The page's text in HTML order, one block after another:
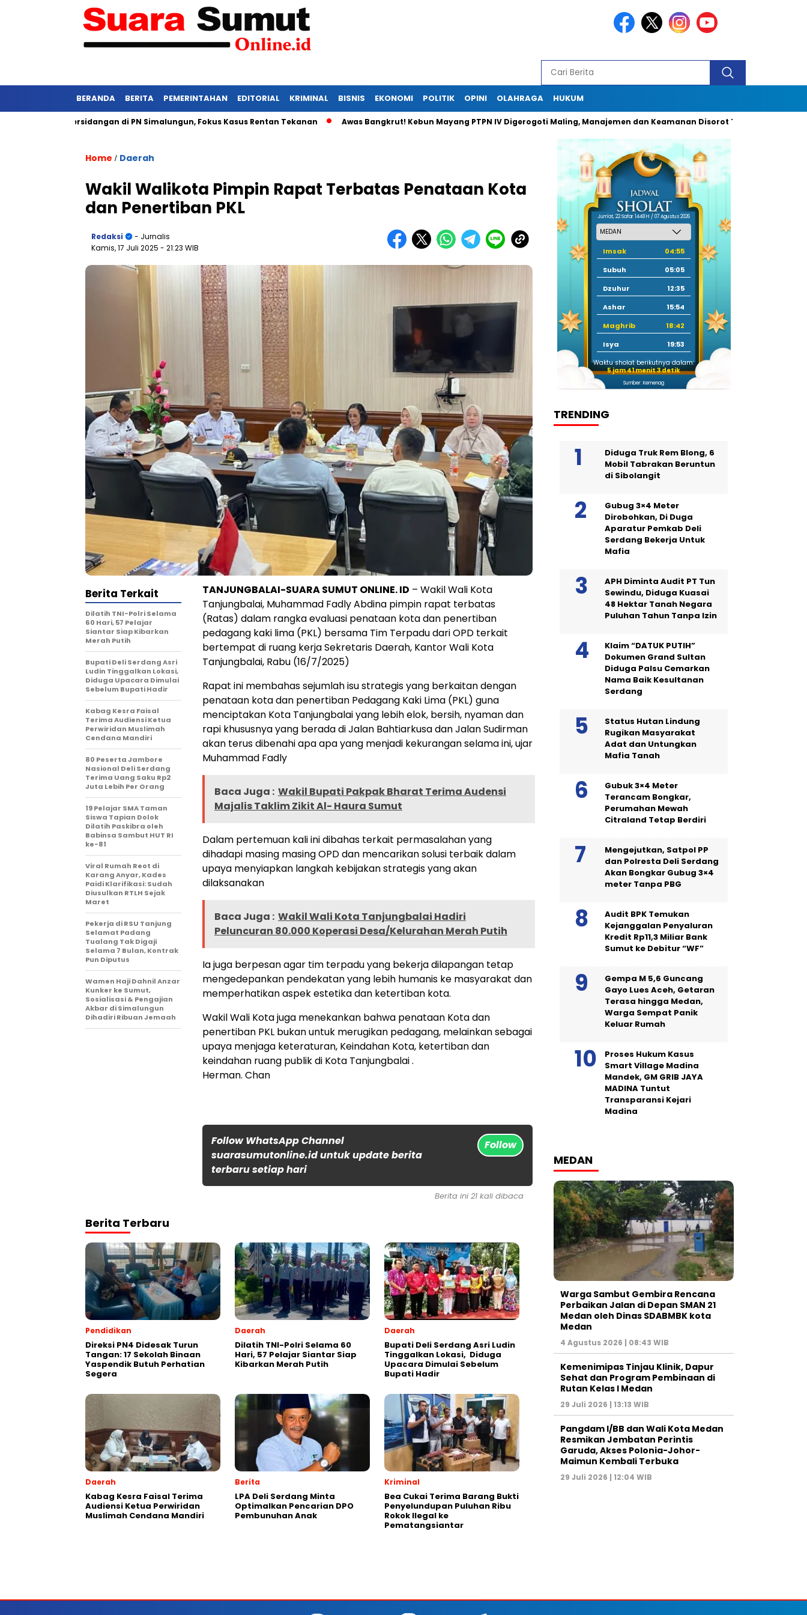
BERANDA BERITA PEMERINTAHAN EDITORIAL KRIMINAL BISNIS EKONOMI POLITIK OPINI OLAHRAGA HUKUM
Ketat Persidangan di PN Simalungun, Fokus Kasus Rentan Tekanan Awas Bangkrut! Kebun Mayang PTPN IV Digerogoti Maling, Manajemen dan Keamanan Disorot Tajam
Home / Daerah
Wakil Walikota Pimpin Rapat Terbatas Penataan Kota
dan Penertiban PKL
Redaksi
- Jurnalis
Kamis, 17 Juli 2025 - 21:23 WIB
TANJUNGBALAI-SUARA SUMUT ONLINE. ID – Wakil Wali Kota
Tanjungbalai, Muhammad Fadly Abdina pimpin rapat terbatas
(Ratas) dalam rangka evaluasi penataan kota dan penertiban
pedagang kaki lima (PKL) bersama Tim Terpadu dari OPD terkait
bertempat di ruang kerja Sekretaris Daerah, Kantor Wali Kota
Tanjungbalai, Rabu (16/7/2025)
Rapat ini membahas sejumlah isu strategis yang berkaitan dengan
penataan kota dan penertiban Pedagang Kaki Lima (PKL) guna
menciptakan Kota Tanjungbalai yang lebih elok, bersih, nyaman dan
rapi khususnya yang berada di Jalan Bahtiarkusa dan Jalan Sudirman
akan terus dibenahi apa apa yang menjadi kekurangan selama ini, ujar
Muhammad Fadly
Baca Juga : Wakil Bupati Pakpak Bharat Terima Audensi
Majalis Taklim Zikit Al- Haura Sumut
Dalam pertemuan kali ini dibahas terkait permasalahan yang
dihadapi masing masing OPD dan mencarikan solusi terbaik dalam
upaya menyiapkan langkah kebijakan strategis yang akan
dilaksanakan
Baca Juga : Wakil Wali Kota Tanjungbalai Hadiri
Peluncuran 80.000 Koperasi Desa/Kelurahan Merah Putih
Ia juga berpesan agar tim terpadu yang bekerja dilapangan tetap
mengedepankan pendekatan yang lebih humanis ke masyarakat dan
memperhatikan aspek estetika dan ketertiban kota.
Wakil Wali Kota juga menekankan bahwa penataan Kota dan
penertiban PKL bukan untuk merugikan pedagang, melainkan sebagai
upaya menjaga keteraturan, Keindahan Kota, ketertiban dan
keindahan ruang publik di Kota Tanjungbalai .
Herman. Chan
Follow WhatsApp Channel
suarasumutonline.id untuk update berita
terbaru setiap hari
Follow
Berita Terkait
Dilatih TNI-Polri Selama
60 Hari, 57 Pelajar
Siantar Siap Kibarkan
Merah Putih
Bupati Deli Serdang Asri
Ludin Tinggalkan Lokasi,
Diduga Upacara Dimulai
Sebelum Bupati Hadir
Kabag Kesra Faisal
Terima Audiensi Ketua
Perwiridan Muslimah
Cendana Mandiri
80 Peserta Jambore
Nasional Deli Serdang
Terima Uang Saku Rp2
Juta Lebih Per Orang
19 Pelajar SMA Taman
Siswa Tapian Dolok
Dilatih Paskibra oleh
Babinsa Sambut HUT RI
ke-81
Viral Rumah Reot di
Karang Anyar, Kades
Paidi Klarifikasi: Sudah
Diusulkan RTLH Sejak
Maret
Pekerja di RSU Tanjung
Selamat Padang
Tualang Tak Digaji
Selama 7 Bulan, Kontrak
Pun Diputus
Wamen Haji Dahnil Anzar
Kunker ke Sumut,
Sosialisasi & Pengajian
Akbar di Simalungun
Dihadiri Ribuan Jemaah
Berita ini 21 kali dibaca
Berita Terbaru
Pendidikan
Direksi PN4 Didesak Turun
Tangan: 17 Sekolah Binaan
Yaspendik Butuh Perhatian
Segera
Daerah
Dilatih TNI-Polri Selama 60
Hari, 57 Pelajar Siantar Siap
Kibarkan Merah Putih
Daerah
Bupati Deli Serdang Asri Ludin
Tinggalkan Lokasi, Diduga
Upacara Dimulai Sebelum
Bupati Hadir
Daerah
Kabag Kesra Faisal Terima
Audiensi Ketua Perwiridan
Muslimah Cendana Mandiri
Berita
LPA Deli Serdang Minta
Optimalkan Pencarian DPO
Pembunuhan Anak
Kriminal
Bea Cukai Terima Barang Bukti
Penyelundupan Puluhan Ribu
Rokok Ilegal ke
Pematangsiantar
Jum'at, 22 Safar 1448 H / 07 Agustus 2026
Imsak
04:55
Subuh
05:05
Dzuhur
12:35
Ashar
15:54
Maghrib
18:42
Isya
19:53
Waktu sholat berikutnya dalam:
5 jam 41 menit 2 detik
Sumber: Kemenag
TRENDING
Diduga Truk Rem Blong, 6
Mobil Tabrakan Beruntun
di Sibolangit
Gubug 3×4 Meter
Dirobohkan, Di Duga
Aparatur Pemkab Deli
Serdang Bekerja Untuk
Mafia
APH Diminta Audit PT Tun
Sewindu, Diduga Kuasai
48 Hektar Tanah Negara
Puluhan Tahun Tanpa Izin
Klaim “DATUK PUTIH”
Dokumen Grand Sultan
Diduga Palsu Cemarkan
Nama Baik Kesultanan
Serdang
Status Hutan Lindung
Rugikan Masyarakat
Adat dan Untungkan
Mafia Tanah
Gubuk 3×4 Meter
Terancam Bongkar,
Perumahan Mewah
Citraland Tetap Berdiri
Mengejutkan, Satpol PP
dan Polresta Deli Serdang
Akan Bongkar Gubug 3×4
meter Tanpa PBG
Audit BPK Temukan
Kejanggalan Penyaluran
Kredit Rp11,3 Miliar Bank
Sumut ke Debitur “WF”
Gempa M 5,6 Guncang
Gayo Lues Aceh, Getaran
Terasa hingga Medan,
Warga Sempat Panik
Keluar Rumah
Proses Hukum Kasus
Smart Village Madina
Mandek, GM GRIB JAYA
MADINA Tuntut
Transparansi Kejari
Madina
MEDAN
Warga Sambut Gembira Rencana
Perbaikan Jalan di Depan SMAN 21
Medan oleh Dinas SDABMBK kota
Medan
4 Agustus 2026 | 08:43 WIB
Kemenimipas Tinjau Klinik, Dapur
Sehat dan Program Pembinaan di
Rutan Kelas I Medan
29 Juli 2026 | 13:13 WIB
Pangdam I/BB dan Wali Kota Medan
Resmikan Jembatan Perintis
Garuda, Akses Polonia-Johor-
Maimun Kembali Terbuka
29 Juli 2026 | 12:04 WIB